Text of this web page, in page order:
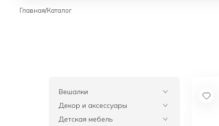
Главная/Каталог
Вешалки
Все
Декор и аксессуары
Все
Детская мебель